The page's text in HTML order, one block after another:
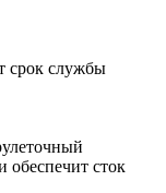
срок службы
обеспечит сток